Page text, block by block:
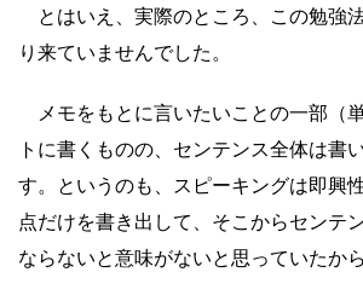
とはいえ、実際のところ、この勉強
り来ていませんでした。
メモをもとに言いたいことの一部（
トに書くものの、センテンス全体は書
す。というのも、スピーキングは即興
点だけを書き出して、そこからセンテ
ならないと意味がないと思っていたから